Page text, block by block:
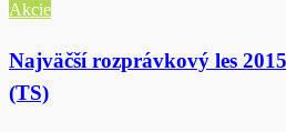
Akcie
Najväčší rozprávkový les
(TS)